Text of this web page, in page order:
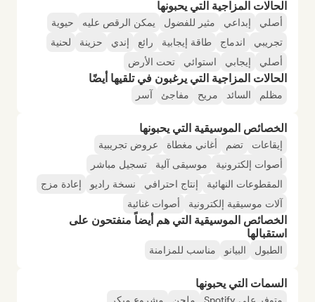
الحالات المزاجية التي يحبونها
أصلي إبداعي مثير للفضول يمكن الرقص عليه
حيوية
تجريبي
اندماج طاقة إيجابية رائع إندي حزينة
لحنية
أصلي
إيجابي استوائي تحت الأرض
الحالات المزاجية التي يرغبون في تلقيها أيضًا
مظلم السائد مريح مفاجئ آسر
الخصائص الموسيقية التي يحبونها
إيقاعات تضم أغاني مغطاة
عروض تجريبية
أصوات إلكترونية
موسيقى آلية
تسجيل مباشر
المقطوعات النهائية
إنتاج احترافي نسخة راديو
إعادة مزج
آلات موسيقية إلكترونية
أصوات غنائية
الخصائص الموسيقية التي هم أيضاً منفتحون على
استقبالها
الطبول البيانو مناسب للمزامنة
السمات التي يحبونها